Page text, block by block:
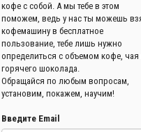
кофе с собой. А мы тебе в этом
поможем, ведь у нас ты можешь
кофемашину в бесплатное
пользование, тебе лишь нужно
определиться с объемом кофе, чая
горячего шоколада.
Обращайся по любым вопросам,
установим, покажем, научим!
Введите Email